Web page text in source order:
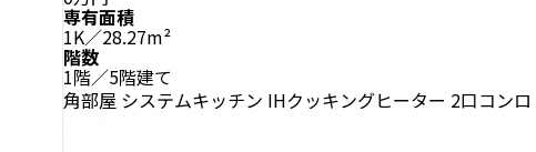
専有面積
1K／28.27m²
階数
1階／5階建て
角部屋 システムキッチン IHクッキングヒーター 2口コンロ